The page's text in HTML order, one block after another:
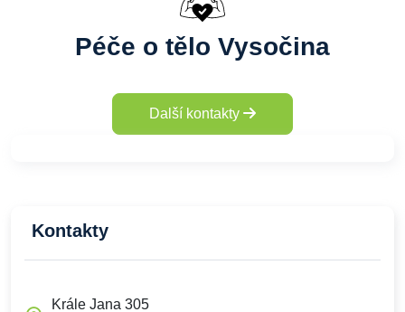
Péče o tělo Vysočina
Další kontakty
Kontakty
Krále Jana 305